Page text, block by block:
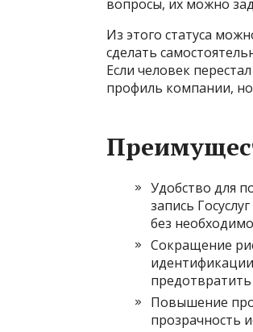
вопросы, их можно
Из этого статуса
сделать
Если человек
профиль компании,
Удобство для
запись
без
Сокращение
Повышение
прозрачность